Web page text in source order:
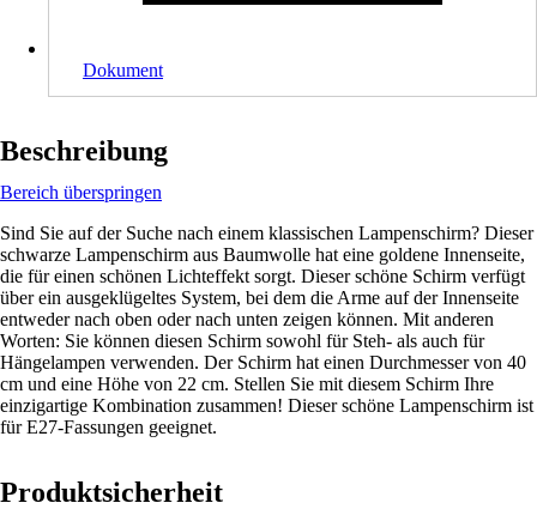
Dokument
Beschreibung
Bereich überspringen
Sind Sie auf der Suche nach einem klassischen Lampenschirm? Dieser
schwarze Lampenschirm aus Baumwolle hat eine goldene Innenseite,
die für einen schönen Lichteffekt sorgt. Dieser schöne Schirm verfügt
über ein ausgeklügeltes System, bei dem die Arme auf der Innenseite
entweder nach oben oder nach unten zeigen können. Mit anderen
Worten: Sie können diesen Schirm sowohl für Steh- als auch für
Hängelampen verwenden. Der Schirm hat einen Durchmesser von 40
cm und eine Höhe von 22 cm. Stellen Sie mit diesem Schirm Ihre
einzigartige Kombination zusammen! Dieser schöne Lampenschirm ist
für E27-Fassungen geeignet.
Produktsicherheit